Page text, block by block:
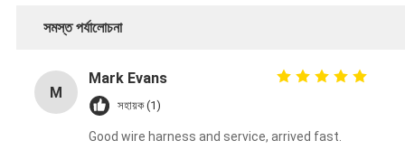
সমস্ত পর্যালোচনা
M
Mark Evans
সহায়ক (1)
Good wire harness and service, arrived fast.